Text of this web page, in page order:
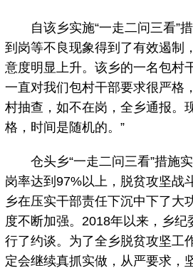
自该乡实施“一走二问三看”措
到岗等不良现象得到了有效遏制
意度明显上升。该乡的一名包村
一直对我们包村干部要求很严格
村抽查，如不在岗，全乡通报。
格，时间是随机的。”
仓头乡“一走二问三看”措施实
岗率达到97%以上，脱贫攻坚战
乡在压实干部责任下沉中下了大
度不断加强。2018年以来，乡
行了约谈。为了全乡脱贫攻坚工
定会继续真抓实做，从严要求，